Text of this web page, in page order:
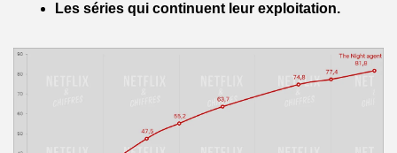
Les séries qui continuent leur exploitation.